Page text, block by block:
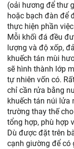
(oải hương để thư
hoặc bạch đàn để
thực hiện phần
Mỗi khối đá đều
lượng và độ xốp,
khuếch tán mùi
sẽ hình thành lớp
tự nhiên vốn có.
chỉ cần rửa bằng
khuếch tán núi lửa
trường thay thế
tổng hợp, phù hợp
Dù được đặt trên
cạnh giường để có